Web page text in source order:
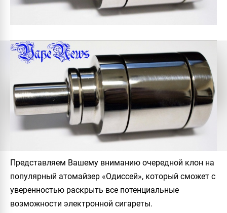
Представляем Вашему вниманию очередной клон на
популярный атомайзер «Одиссей», который сможет с
уверенностью раскрыть все потенциальные
возможности электронной сигареты.